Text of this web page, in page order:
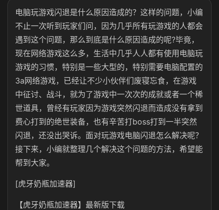
电脑玩游戏闪退是什么原因造成的？这样的问题，小编
不止一次听到玩家们问，因为几乎所有玩游戏的人都会
遇到这个问题，那么到底是什么原因造成的呢?毕竟，
现在网络游戏这么多，生活中几乎人人都有使用电脑玩
游戏的习惯，特别是一些大型的，特别需要电脑配置的
3a网络游戏，已经让不少小伙伴们废寝忘食，在游戏
中征讨、战斗，就为了游戏中一次次的成就或者一个稀
世道具，曾经有玩家因为游戏突然闪退而造成没有拿到
费心打到的绝世装备，也有辛苦打boss打到一半突然
闪退，还没出哭诉。面对玩游戏电脑闪退怎么解决呢？
接下来，小编就整理几个解决这个问题的方法，希望能
帮到大家。
[虎牙奶瓶加速器]
【虎牙奶瓶加速器】最新版下载